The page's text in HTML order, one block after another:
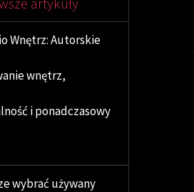
Wnętrz: Autorskie
wnętrz,
i ponadczasowy
wybrać używany